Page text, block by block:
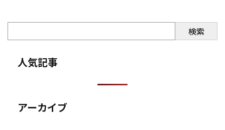
検索
人気記事
アーカイブ